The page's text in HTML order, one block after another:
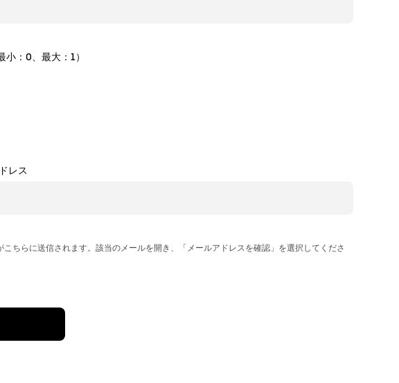
：0、最大：1）
レス
ちらに送信されます。該当のメールを開き、「メールアドレスを確認」を選択してくださ